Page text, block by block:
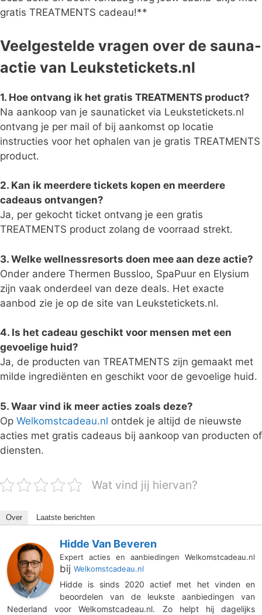
gratis TREATMENTS cadeau!**
Veelgestelde vragen over de sauna-
actie van Leukstetickets.nl
1. Hoe ontvang ik het gratis TREATMENTS product?
Na aankoop van je saunaticket via Leukstetickets.nl
ontvang je per mail of bij aankomst op locatie
instructies voor het ophalen van je gratis TREATMENTS
product.
2. Kan ik meerdere tickets kopen en meerdere
cadeaus ontvangen?
Ja, per gekocht ticket ontvang je een gratis
TREATMENTS product zolang de voorraad strekt.
3. Welke wellnessresorts doen mee aan deze actie?
Onder andere Thermen Bussloo, SpaPuur en Elysium
zijn vaak onderdeel van deze deals. Het exacte
aanbod zie je op de site van Leukstetickets.nl.
4. Is het cadeau geschikt voor mensen met een
gevoelige huid?
Ja, de producten van TREATMENTS zijn gemaakt met
milde ingrediënten en geschikt voor de gevoelige huid.
5. Waar vind ik meer acties zoals deze?
Op Welkomstcadeau.nl ontdek je altijd de nieuwste
acties met gratis cadeaus bij aankoop van producten of
diensten.
Wat vind jij hiervan?
Over Laatste berichten
Hidde Van Beveren
Expert acties en aanbiedingen Welkomstcadeau.nl
bij Welkomstcadeau.nl
Hidde is sinds 2020 actief met het vinden en
beoordelen van de leukste aanbiedingen van
Nederland voor Welkomstcadeau.nl. Zo helpt hij dagelijks